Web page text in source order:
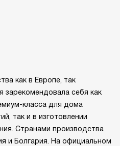
как в Европе, так
зарекомендовала себя как
класса для дома
так и в изготовлении
Странами производства
и Болгария. На официальном